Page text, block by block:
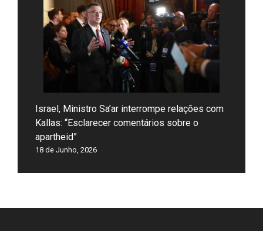
Israel, Ministro Sa’ar interrompe relações com
Kallas: “Esclarecer comentários sobre o
apartheid”
18 de Junho, 2026